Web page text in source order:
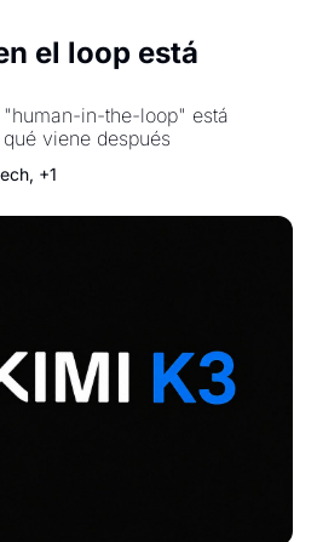
el loop está
in-the-loop" está
viene después
+1